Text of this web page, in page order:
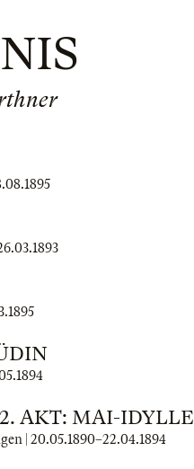
AKT: MAI-IDYLLE
| 20.05.1890–22.04.1894